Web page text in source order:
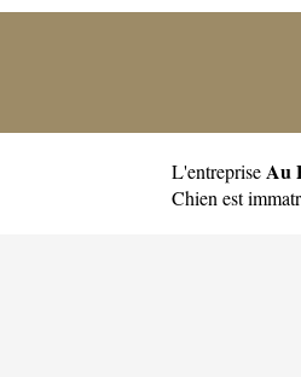
L'entreprise Au
Chien est